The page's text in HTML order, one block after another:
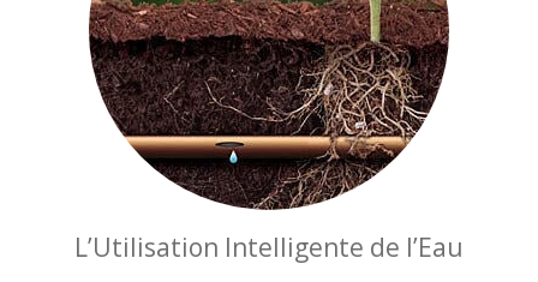
L’Utilisation Intelligente de l’Eau